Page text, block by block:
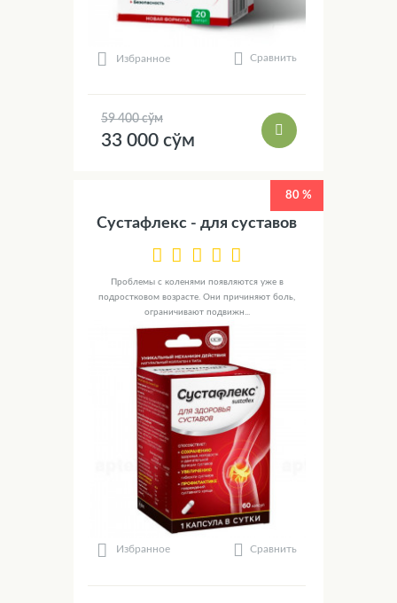
Избранное Сравнить
59 400 сўм
33 000 сўм
80 %
Сустафлекс - для суставов
Проблемы с коленями появляются уже в
подростковом возрасте. Они причиняют боль,
ограничивают подвижн...
Избранное Сравнить